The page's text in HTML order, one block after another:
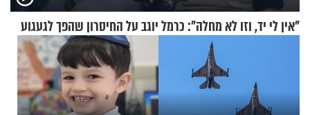
"אין לי יד, וזו לא מחלה": כרמל יוגב על החיסרון שהפך לגעגוע